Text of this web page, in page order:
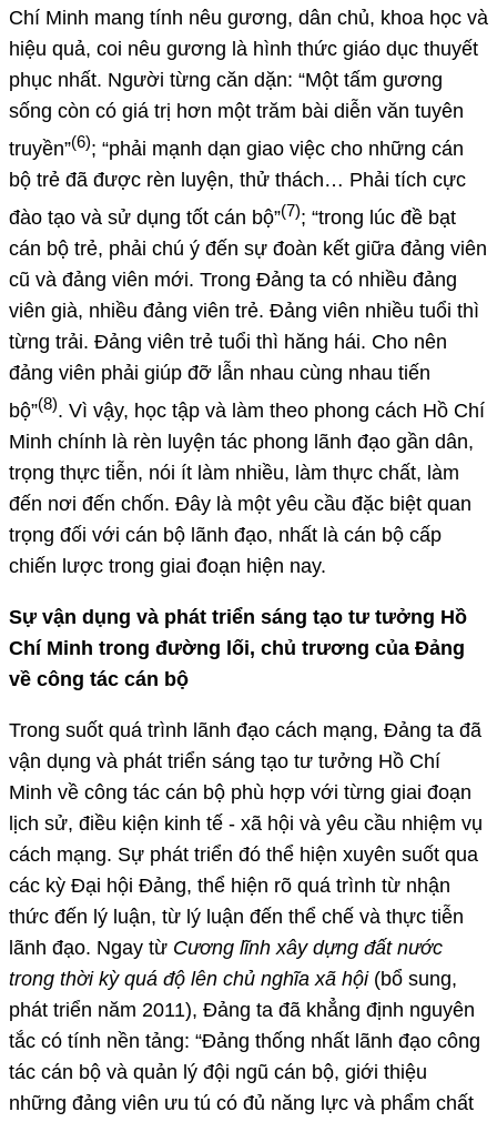
Chí Minh mang tính nêu gương, dân chủ, khoa học và
hiệu quả, coi nêu gương là hình thức giáo dục thuyết
phục nhất. Người từng căn dặn: “Một tấm gương
sống còn có giá trị hơn một trăm bài diễn văn tuyên
truyền”(6); “phải mạnh dạn giao việc cho những cán
bộ trẻ đã được rèn luyện, thử thách… Phải tích cực
đào tạo và sử dụng tốt cán bộ”(7); “trong lúc đề bạt
cán bộ trẻ, phải chú ý đến sự đoàn kết giữa đảng viên
cũ và đảng viên mới. Trong Đảng ta có nhiều đảng
viên già, nhiều đảng viên trẻ. Đảng viên nhiều tuổi thì
từng trải. Đảng viên trẻ tuổi thì hăng hái. Cho nên
đảng viên phải giúp đỡ lẫn nhau cùng nhau tiến
bộ”(8). Vì vậy, học tập và làm theo phong cách Hồ Chí
Minh chính là rèn luyện tác phong lãnh đạo gần dân,
trọng thực tiễn, nói ít làm nhiều, làm thực chất, làm
đến nơi đến chốn. Đây là một yêu cầu đặc biệt quan
trọng đối với cán bộ lãnh đạo, nhất là cán bộ cấp
chiến lược trong giai đoạn hiện nay.
Sự vận dụng và phát triển sáng tạo tư tưởng Hồ
Chí Minh trong đường lối, chủ trương của Đảng
về công tác cán bộ
Trong suốt quá trình lãnh đạo cách mạng, Đảng ta đã
vận dụng và phát triển sáng tạo tư tưởng Hồ Chí
Minh về công tác cán bộ phù hợp với từng giai đoạn
lịch sử, điều kiện kinh tế - xã hội và yêu cầu nhiệm vụ
cách mạng. Sự phát triển đó thể hiện xuyên suốt qua
các kỳ Đại hội Đảng, thể hiện rõ quá trình từ nhận
thức đến lý luận, từ lý luận đến thể chế và thực tiễn
lãnh đạo. Ngay từ Cương lĩnh xây dựng đất nước
trong thời kỳ quá độ lên chủ nghĩa xã hội (bổ sung,
phát triển năm 2011), Đảng ta đã khẳng định nguyên
tắc có tính nền tảng: “Đảng thống nhất lãnh đạo công
tác cán bộ và quản lý đội ngũ cán bộ, giới thiệu
những đảng viên ưu tú có đủ năng lực và phẩm chất